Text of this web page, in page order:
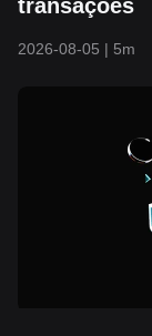
transações
2026-08-05 | 5m